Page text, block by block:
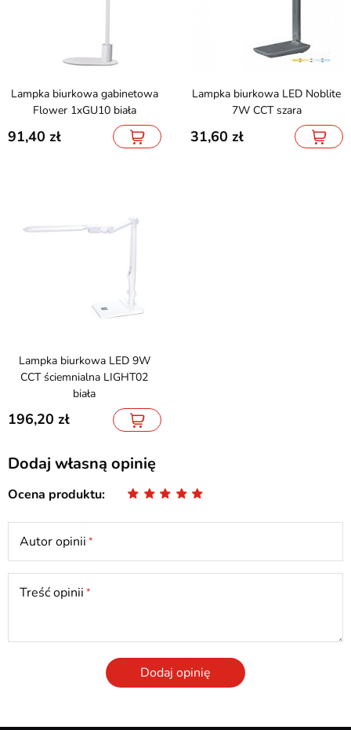
Lampka biurkowa gabinetowa
Flower 1xGU10 biała
91,40
Lampka biurkowa LED Noblite
7W CCT szara
31,60
Lampka biurkowa LED 9W
CCT ściemnialna LIGHT02
biała
196,20
Dodaj własną opinię
Ocena produktu
Autor opinii
Treść opinii
Dodaj opinię